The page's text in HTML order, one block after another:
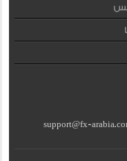
support@fx-